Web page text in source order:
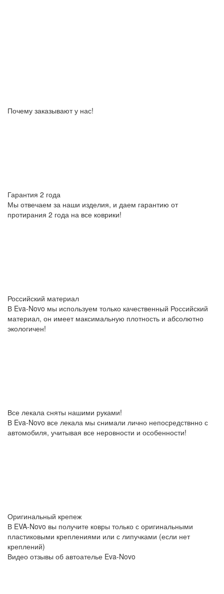
Почему заказывают у нас!
Гарантия 2 года
Мы отвечаем за наши изделия, и даем гарантию от
протирания 2 года на все коврики!
Российский материал
В Eva-Novo мы используем только качественный Российский
материал, он имеет максимальную плотность и абсолютно
экологичен!
Все лекала сняты нашими руками!
В Eva-Novo все лекала мы снимали лично непосредствнно с
автомобиля, учитывая все неровности и особенности!
Оригинальный крепеж
В EVA-Novo вы получите ковры только с оригинальными
пластиковыми креплениями или с липучками (если нет
креплений)
Видео отзывы об автоателье Eva-Novo